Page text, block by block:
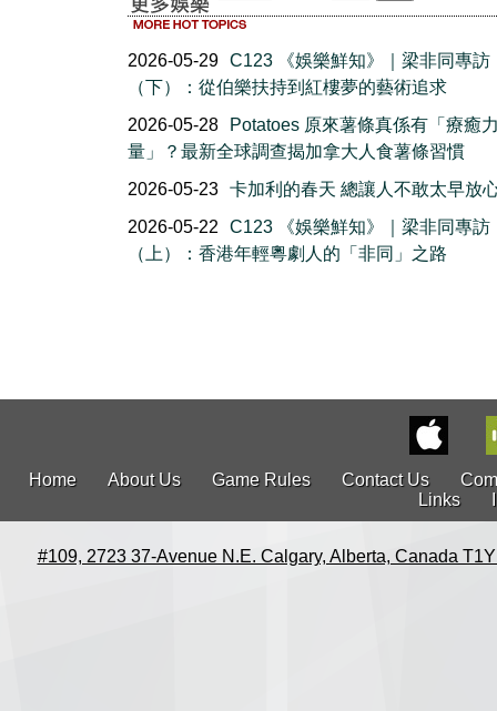
2026-05-29 C123 《娛樂鮮知》｜梁非同專訪
（下）：從伯樂扶持到紅樓夢的藝術追求
2026-05-28
Potatoes 原來薯條真係有「療癒
量」？最新全球調查揭加拿大人食薯條習慣
2026-05-23 卡加利的春天 總讓人不敢太早放
2026-05-22
C123 《娛樂鮮知》｜梁非同專訪
（上）：香港年輕粵劇人的「非同」之路
Home About Us Game Rules Contact Us
Links
#109, 2723 37-Avenue N.E. Calgary, Alberta, Canada